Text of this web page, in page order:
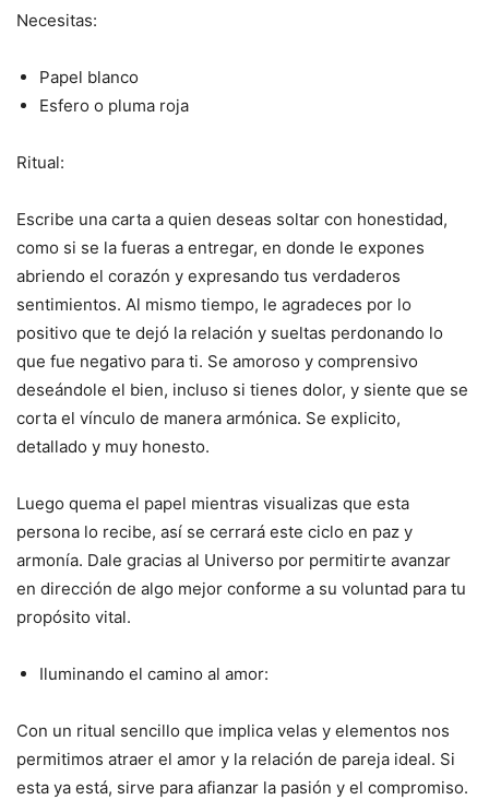
Necesitas:
Papel blanco
Esfero o pluma roja
Ritual:
Escribe una carta a quien deseas soltar con honestidad,
como si se la fueras a entregar, en donde le expones
abriendo el corazón y expresando tus verdaderos
sentimientos. Al mismo tiempo, le agradeces por lo
positivo que te dejó la relación y sueltas perdonando lo
que fue negativo para ti. Se amoroso y comprensivo
deseándole el bien, incluso si tienes dolor, y siente que se
corta el vínculo de manera armónica. Se explicito,
detallado y muy honesto.
Luego quema el papel mientras visualizas que esta
persona lo recibe, así se cerrará este ciclo en paz y
armonía. Dale gracias al Universo por permitirte avanzar
en dirección de algo mejor conforme a su voluntad para tu
propósito vital.
Iluminando el camino al amor:
Con un ritual sencillo que implica velas y elementos nos
permitimos atraer el amor y la relación de pareja ideal. Si
esta ya está, sirve para afianzar la pasión y el compromiso.